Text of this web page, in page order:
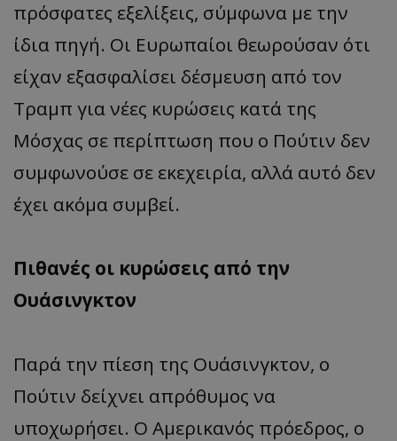
πρόσφατες εξελίξεις, σύμφωνα με την
ίδια πηγή. Οι Ευρωπαίοι θεωρούσαν ότι
είχαν εξασφαλίσει δέσμευση από τον
Τραμπ για νέες κυρώσεις κατά της
Μόσχας σε περίπτωση που ο Πούτιν δεν
συμφωνούσε σε εκεχειρία, αλλά αυτό δεν
έχει ακόμα συμβεί.
Πιθανές οι κυρώσεις από την
Ουάσινγκτον
Παρά την πίεση της Ουάσινγκτον, ο
Πούτιν δείχνει απρόθυμος να
υποχωρήσει. Ο Αμερικανός πρόεδρος, ο